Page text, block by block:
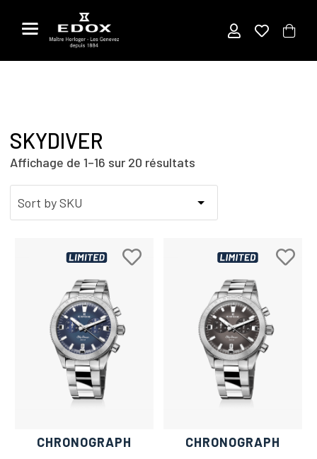
SKYDIVER
Affichage de 1–16 sur 20 résultats
CHRONOGRAPH CHRONOGRAPH